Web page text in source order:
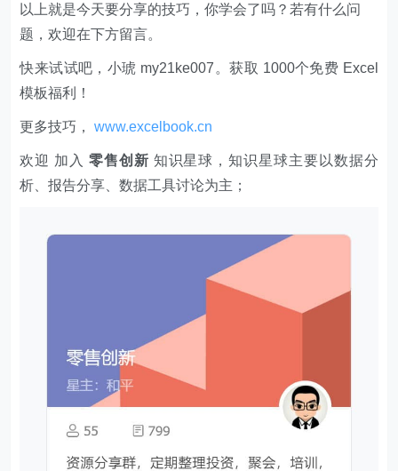
以上就是今天要分享的技巧，你学会了吗？若有什么问
题，欢迎在下方留言。
快来试试吧，小琥 my21ke007。获取 1000个免费 Excel
模板福利​​​​！
更多技巧，www.excelbook.cn
欢迎 加入 零售创新 知识星球，知识星球主要以数据分
析、报告分享、数据工具讨论为主；